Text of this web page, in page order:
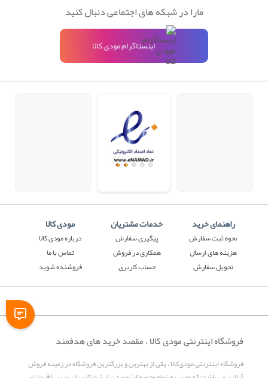
مارا در شبکه های اجتماعی دنبال کنید
اینستاگرام مودی کالا
راهنمای خرید
نحوه ثبت سفارش
هزینه های ارسال
تحویل سفارش
خدمات مشتریان
پیگیری سفارش
همکاری در فروش
حساب کاربری
مودی کالا
درباره مودی کالا
تماس با ما
فروشنده شوید
فروشگاه اینترنتی مودی کالا ، مقصد خرید های هدفمند
فروشگاه اینترنتی مودی‌کالا ، یکی از بهترین و بزرگترین فروشگاه در زمینه فروش